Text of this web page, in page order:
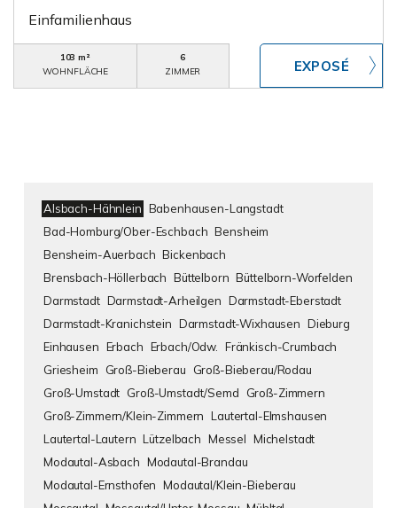
Einfamilienhaus
103 m²
WOHNFLÄCHE
6
ZIMMER
Alsbach-Hähnlein Babenhausen-Langstadt
Bad-Homburg/Ober-Eschbach Bensheim
Bensheim-Auerbach Bickenbach
Brensbach-Höllerbach Büttelborn Büttelborn-Worfelden
Darmstadt Darmstadt-Arheilgen Darmstadt-Eberstadt
Darmstadt-Kranichstein Darmstadt-Wixhausen Dieburg
Einhausen Erbach Erbach/Odw.
Fränkisch-Crumbach
Griesheim
Groß-Bieberau
Groß-Bieberau/Rodau
Groß-Umstadt Groß-Umstadt/Semd
Groß-Zimmern
Groß-Zimmern/Klein-Zimmern Lautertal-Elmshausen
Lautertal-Lautern Lützelbach Messel Michelstadt
Modautal-Asbach Modautal-Brandau
Modautal-Ernsthofen Modautal/Klein-Bieberau